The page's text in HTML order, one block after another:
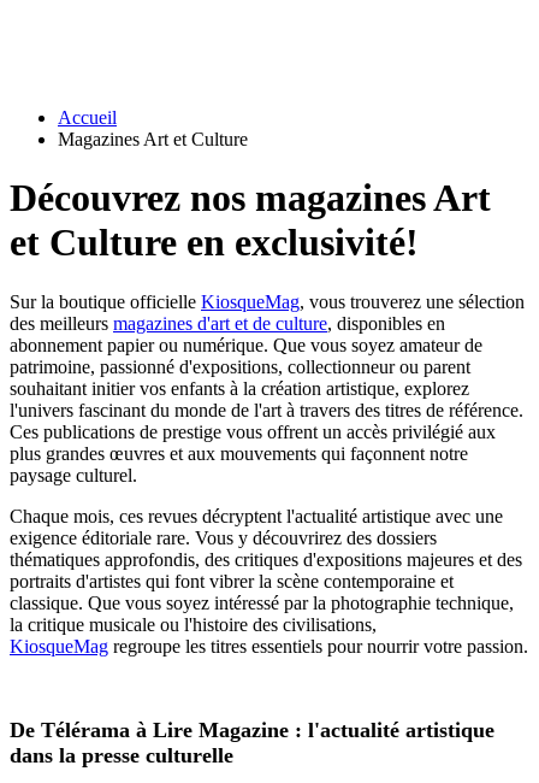
Accueil
Magazines Art et Culture
Découvrez nos magazines Art
et Culture en exclusivité!
Sur la boutique officielle KiosqueMag, vous trouverez une sélection
des meilleurs magazines d'art et de culture, disponibles en
abonnement papier ou numérique. Que vous soyez amateur de
patrimoine, passionné d'expositions, collectionneur ou parent
souhaitant initier vos enfants à la création artistique, explorez
l'univers fascinant du monde de l'art à travers des titres de référence.
Ces publications de prestige vous offrent un accès privilégié aux
plus grandes œuvres et aux mouvements qui façonnent notre
paysage culturel.
Chaque mois, ces revues décryptent l'actualité artistique avec une
exigence éditoriale rare. Vous y découvrirez des dossiers
thématiques approfondis, des critiques d'expositions majeures et des
portraits d'artistes qui font vibrer la scène contemporaine et
classique. Que vous soyez intéressé par la photographie technique,
la critique musicale ou l'histoire des civilisations,
KiosqueMag regroupe les titres essentiels pour nourrir votre passion.
De Télérama à Lire Magazine : l'actualité artistique
dans la presse culturelle